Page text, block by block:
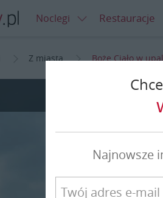
Noclegi Restauracje
Z miasta Boże Ciało w
Boże Ciało
Najnowsze